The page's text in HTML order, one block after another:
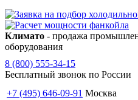
Климато - продажа
оборудования
8 (800) 555-34-15
Бесплатный звонок по России
+7 (495) 646-09-91 Москва